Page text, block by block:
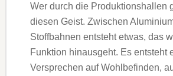
Wer durch die Produktionshallen
diesen Geist. Zwischen
Stoffbahnen entsteht etwas, das
Funktion hinausgeht. Es entsteht
Versprechen auf Wohlbefinden,